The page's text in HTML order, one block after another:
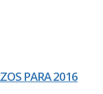
PARA 2016